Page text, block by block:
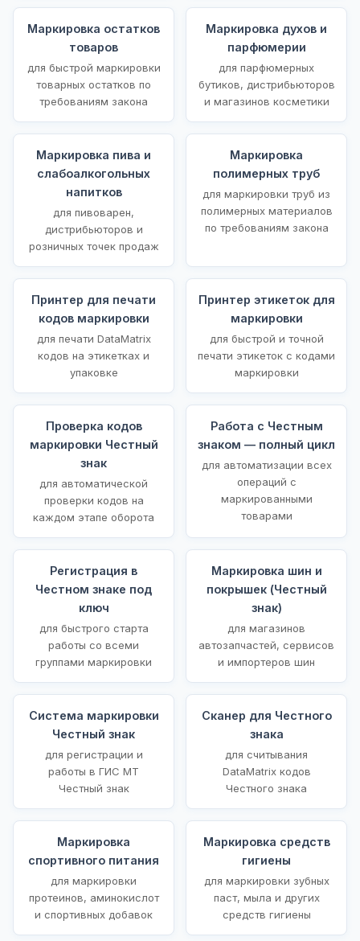
Маркировка остатков
товаров
для быстрой маркировки
товарных остатков по
требованиям закона
Маркировка духов и
парфюмерии
для парфюмерных
бутиков, дистрибьюторов
и магазинов косметики
Маркировка пива и
слабоалкогольных
напитков
для пивоварен,
дистрибьюторов и
розничных точек продаж
Маркировка
полимерных труб
для маркировки труб из
полимерных материалов
по требованиям закона
Принтер для печати
кодов маркировки
для печати DataMatrix
кодов на этикетках и
упаковке
Принтер этикеток для
маркировки
для быстрой и точной
печати этикеток с кодами
маркировки
Проверка кодов
маркировки Честный
знак
для автоматической
проверки кодов на
каждом этапе оборота
Работа с Честным
знаком — полный цикл
для автоматизации всех
операций с
маркированными
товарами
Регистрация в
Честном знаке под
ключ
для быстрого старта
работы со всеми
группами маркировки
Маркировка шин и
покрышек (Честный
знак)
для магазинов
автозапчастей, сервисов
и импортеров шин
Система маркировки
Честный знак
для регистрации и
работы в ГИС МТ
Честный знак
Сканер для Честного
знака
для считывания
DataMatrix кодов
Честного знака
Маркировка
спортивного питания
для маркировки
протеинов, аминокислот
и спортивных добавок
Маркировка средств
гигиены
для маркировки зубных
паст, мыла и других
средств гигиены